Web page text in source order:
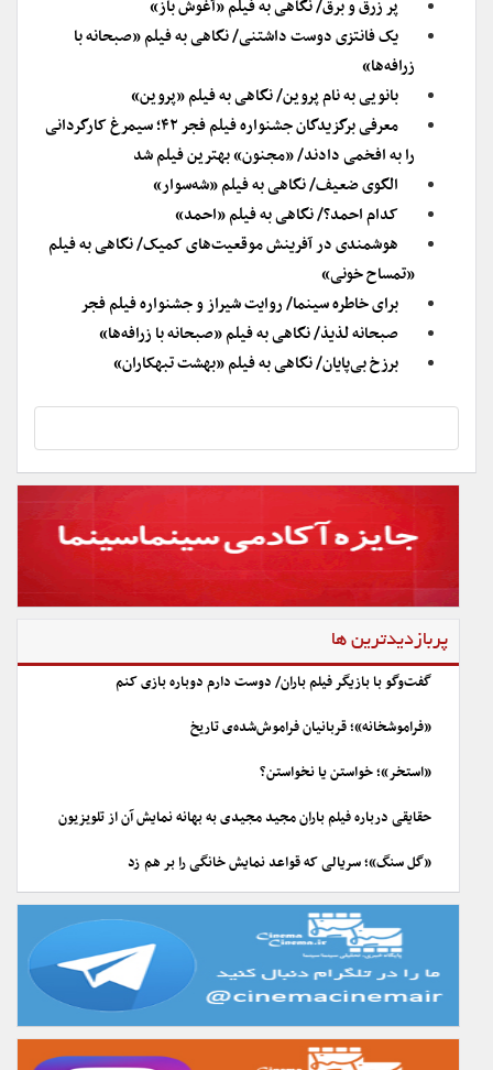
پر زرق و برق/ نگاهی به فیلم «آغوش باز»
یک فانتزی دوست داشتنی/ نگاهی به فیلم «صبحانه با
زرافه‌ها»
بانویی به نام پروین/ نگاهی به فیلم «پروین»
معرفی برگزیدگان جشنواره فیلم فجر ۴۲؛ سیمرغ کارگردانی
را به افخمی دادند/ «مجنون» بهترین فیلم شد
الگوی ضعیف/ نگاهی به فیلم «شه‌سوار»
کدام احمد؟/ نگاهی به فیلم «احمد»
هوشمندی در آفرینش موقعیت‌های کمیک/ نگاهی به فیلم
«تمساح خونی»
برای خاطره سینما/ روایت شیراز و جشنواره فیلم فجر
صبحانه لذیذ/ نگاهی به فیلم «صبحانه با زرافه‌ها»
برزخ بی‌پایان/ نگاهی به فیلم «بهشت تبهکاران»
پربازدیدترین ها
گفت‌وگو با بازیگر فیلم باران/ دوست دارم دوباره بازی کنم
«فراموشخانه»؛ قربانیان فراموش‌شده‌ی تاریخ
«استخر»؛ خواستن یا نخواستن؟
حقایقی درباره فیلم باران مجید مجیدی به بهانه نمایش آن از تلویزیون
«گل سنگ»؛ سریالی که قواعد نمایش خانگی را بر هم زد